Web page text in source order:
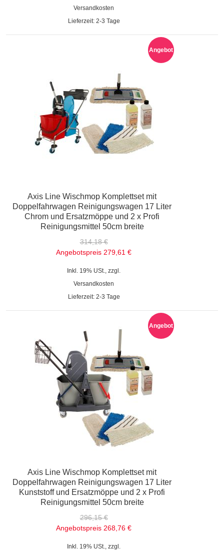
Versandkosten
Lieferzeit: 2-3 Tage
Angebot
Axis Line Wischmop Komplettset mit
Doppelfahrwagen Reinigungswagen 17 Liter
Chrom und Ersatzmöppe und 2 x Profi
Reinigungsmittel 50cm breite
314,18 €
Angebotspreis 279,61 €
Inkl. 19% USt., zzgl.
Versandkosten
Lieferzeit: 2-3 Tage
Angebot
Axis Line Wischmop Komplettset mit
Doppelfahrwagen Reinigungswagen 17 Liter
Kunststoff und Ersatzmöppe und 2 x Profi
Reinigungsmittel 50cm breite
296,15 €
Angebotspreis 268,76 €
Inkl. 19% USt., zzgl.